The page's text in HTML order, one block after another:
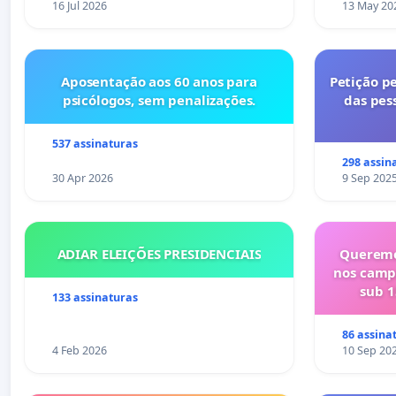
16 Jul 2026
13 May
Aposentação aos 60 anos para
psicólogos, sem penalizações.
537 assinaturas
30 Apr 2026
Petição
das
298
9 Sep
ADIAR ELEIÇÕES PRESIDENCIAIS
133 assinaturas
4 Feb 2026
nos
sub
86
10 Sep